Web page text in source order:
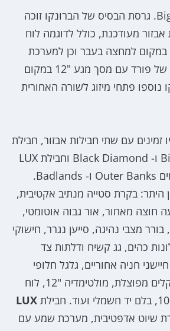
פורד ברונקו Big Bend. גרסת הבסיס של הברונקו זוכה
לרשימת אבזור מעודכנת, כולל לדוגמה לוח
במקום למחצה בעבר וכן למערכת
המולטימדיה הבכירה של פורד עם מסך מגע "12 במקום
נוספו פתחי מיזוג לשורה האחורית
ברנקו 2026 יהיו זמינים עם שתי חבילות אבזור, חבילת
MID לדגמי Big Bend ו- Black Diamond וחבילת LUX
המאובזרת יותר לדגמים Outer Banks ו- Badlands.
היתר: בקרת סטייה מנתיב אקטיבית,
חוצה מאחור, אור גבוה אוטומטי,
מצבי נהיגה, סייען נגרר, חישוקי
כהים, גג קשיח ודלתות צד
חניה אחוריים, גלגל חלופי
בגודל מלא, בקרת אקלים מפוצלת, מולטימדיה "12, לוח
LUX
שיוט אדפטיבית, מערכת שמע עם